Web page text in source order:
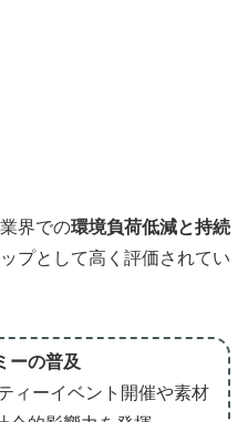
界での環境負荷低減と持続
プとして高く評価されてい
ーの普及
ィーイベント開催や素材